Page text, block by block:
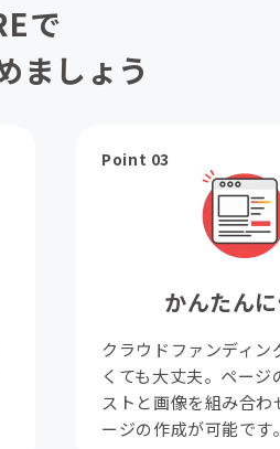
で
ましょう
Point 03
かんたん
クラウドファンディン
くても大丈夫。ページ
ストと画像を組み合わ
ージの作成が可能です。